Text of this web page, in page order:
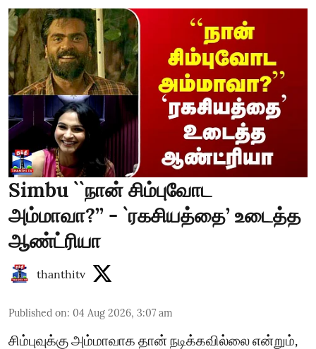
Simbu ``நான் சிம்புவோட
அம்மாவா?’’ - `ரகசியத்தை’ உடைத்த
ஆண்ட்ரியா
thanthitv
Published on: 04 Aug 2026, 3:07 am
சிம்புவுக்கு அம்மாவாக தான் நடிக்கவில்லை என்றும்,